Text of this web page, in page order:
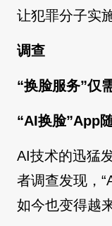
让犯罪分子实
调查
“换脸服务”仅
“AI换脸”App
AI技术的迅猛
者调查发现，
如今也变得越